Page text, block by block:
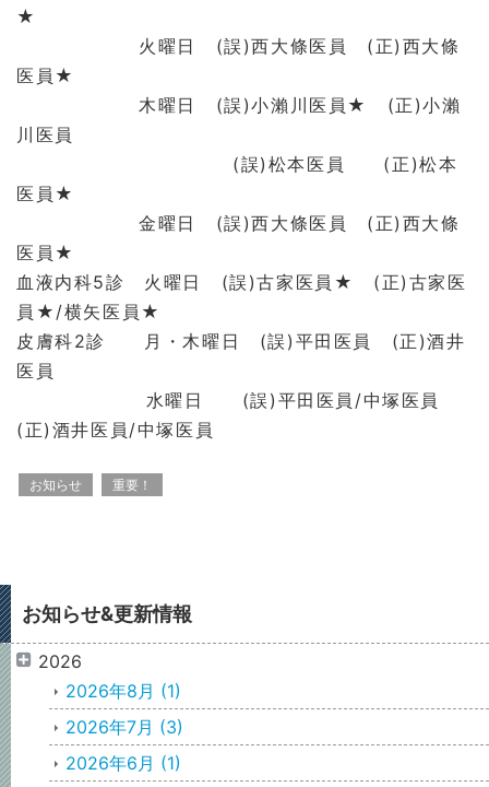
★
火曜日 (誤)西大條医員 (正)西大條
医員★
木曜日 (誤)小瀨川医員★ (正)小瀨
川医員
(誤)松本医員 (正)松本
医員★
金曜日 (誤)西大條医員 (正)西大條
医員★
血液内科5診 火曜日 (誤)古家医員★ (正)古家医
員★/横矢医員★
皮膚科2診 月・木曜日 (誤)平田医員 (正)酒井
医員
水曜日 (誤)平田医員/中塚医員
(正)酒井医員/中塚医員
お知らせ 重要！
お知らせ&更新情報
2026
2026年8月 (1)
2026年7月 (3)
2026年6月 (1)